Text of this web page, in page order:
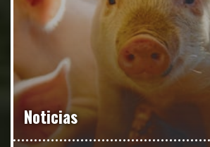
Noticias